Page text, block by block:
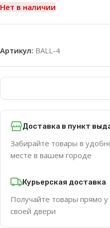
Нет в наличии
Артикул: BALL-4
Доставка в пункт
Забирайте товары в
месте в вашем городе
Курьерская доставка
Получайте товары прямо у
своей двери